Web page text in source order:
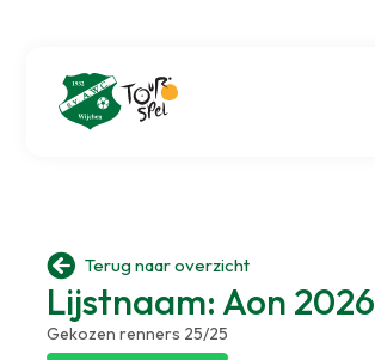
 Terug naar overzicht
Lijstnaam: Aon 2026
Gekozen renners 25/25